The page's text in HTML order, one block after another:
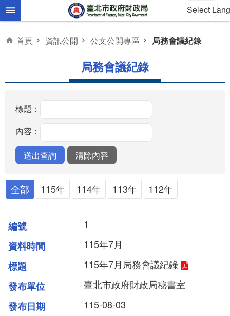
跳到主要內容區塊 Select
首頁 資訊公開 公文公開專區 局務會議紀錄
局務會議紀錄
標題：
內容：
全部 115年 114年 113年 112年
1
115年7月
115年7月局務會議紀錄
臺北市政府財政局秘書室
115-08-03